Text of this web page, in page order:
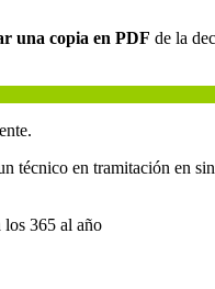
una copia en PDF de la
técnico en tramitación en
los 365 al año